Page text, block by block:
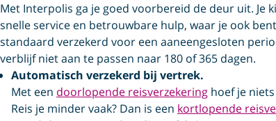
Met Interpolis ga je goed voorbereid de deur uit. Je
snelle service en betrouwbare hulp, waar je ook
standaard verzekerd voor een aaneengesloten
verblijf niet aan te passen naar 180 of 365 dagen.
Automatisch verzekerd bij vertrek.
Met een doorlopende reisverzekering hoef je
Reis je minder vaak? Dan is een kortlopende